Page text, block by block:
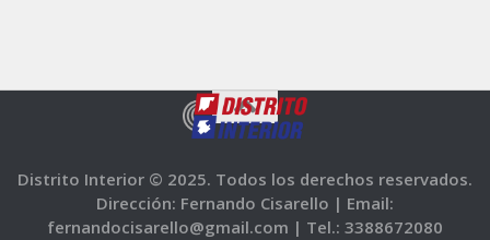
Distrito Interior © 2025. Todos los derechos reservados.
Dirección: Fernando Cisarello | Email:
fernandocisarello@gmail.com | Tel.: 3388672080